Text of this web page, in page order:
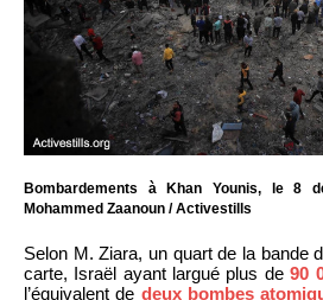
Bombardements à Khan Younis, le 8
Mohammed Zaanoun / Activestills
Selon M. Ziara, un quart de la bande
carte, Israël ayant largué plus de90
l’équivalent de deux bombes